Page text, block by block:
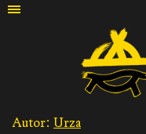
Autor: Urza